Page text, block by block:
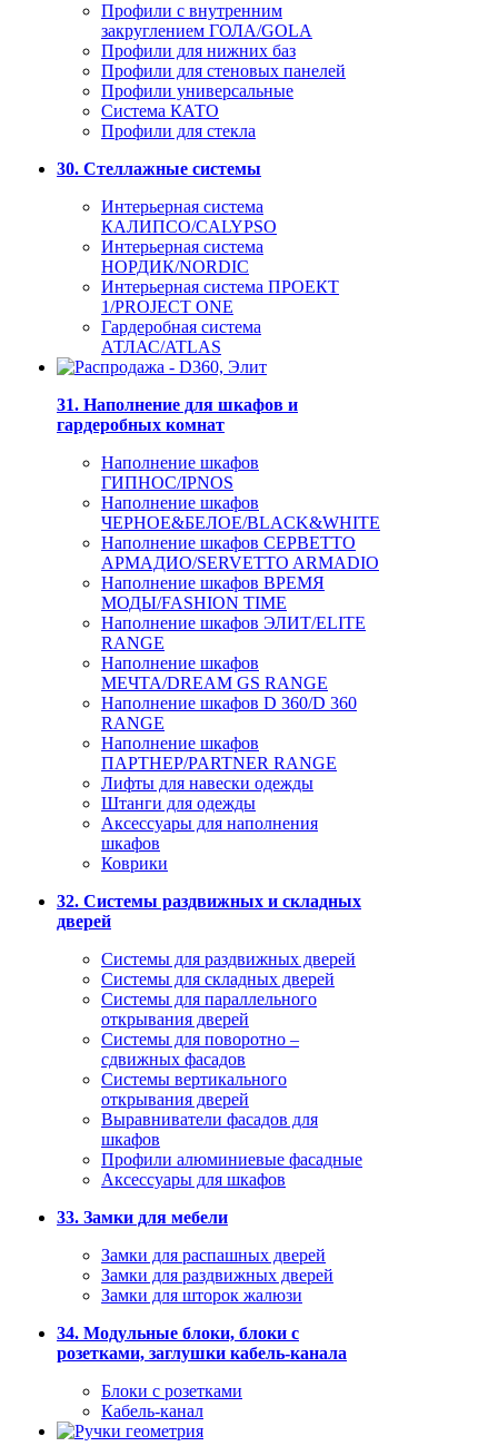
Профили с внутренним
закруглением ГОЛА/GOLA
Профили для нижних баз
Профили для стеновых панелей
Профили универсальные
Система КАТО
Профили для стекла
30. Стеллажные системы
Интерьерная система
КАЛИПСО/CALYPSO
Интерьерная система
НОРДИК/NORDIC
Интерьерная система ПРОЕКТ
1/PROJECT ONE
Гардеробная система
АТЛАС/ATLAS
31. Наполнение для шкафов и
гардеробных комнат
Наполнение шкафов
ГИПНОС/IPNOS
Наполнение шкафов
ЧЕРНОЕ&БЕЛОЕ/BLACK&WHITE
Наполнение шкафов СЕРВЕТТО
АРМАДИО/SERVETTO ARMADIO
Наполнение шкафов ВРЕМЯ
МОДЫ/FASHION TIME
Наполнение шкафов ЭЛИТ/ELITE
RANGE
Наполнение шкафов
МЕЧТА/DREAM GS RANGE
Наполнение шкафов D 360/D 360
RANGE
Наполнение шкафов
ПАРТНЕР/PARTNER RANGE
Лифты для навески одежды
Штанги для одежды
Аксессуары для наполнения
шкафов
Коврики
32. Системы раздвижных и складных
дверей
Системы для раздвижных дверей
Системы для складных дверей
Системы для параллельного
открывания дверей
Системы для поворотно –
сдвижных фасадов
Системы вертикального
открывания дверей
Выравниватели фасадов для
шкафов
Профили алюминиевые фасадные
Аксессуары для шкафов
33. Замки для мебели
Замки для распашных дверей
Замки для раздвижных дверей
Замки для шторок жалюзи
34. Модульные блоки, блоки с
розетками, заглушки кабель-канала
Блоки с розетками
Кабель-канал